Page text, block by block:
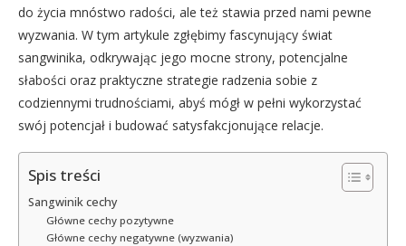
do życia mnóstwo radości, ale też stawia przed nami pewne
wyzwania. W tym artykule zgłębimy fascynujący świat
sangwinika, odkrywając jego mocne strony, potencjalne
słabości oraz praktyczne strategie radzenia sobie z
codziennymi trudnościami, abyś mógł w pełni wykorzystać
swój potencjał i budować satysfakcjonujące relacje.
Spis treści
Sangwinik cechy
Główne cechy pozytywne
Główne cechy negatywne (wyzwania)